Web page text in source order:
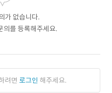
가 없습니다.
의를 등록해주세요.
려면 로그인 해주세요.